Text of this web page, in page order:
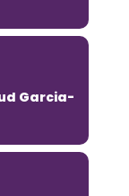
Garcia-